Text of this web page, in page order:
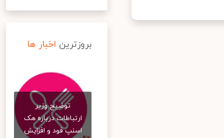
بروزترین اخبار ها
توضیح وزیر
ارتباطات درباره هک
اسنپ‌ فود و افزایش